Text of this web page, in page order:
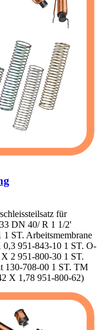
für
DN 40/ R 1 1/2'
1 ST. Arbeitsmembrane
951-843-10 1 ST. O-
2 951-800-30 1 ST.
130-708-00 1 ST. TM
X 1,78 951-800-62)